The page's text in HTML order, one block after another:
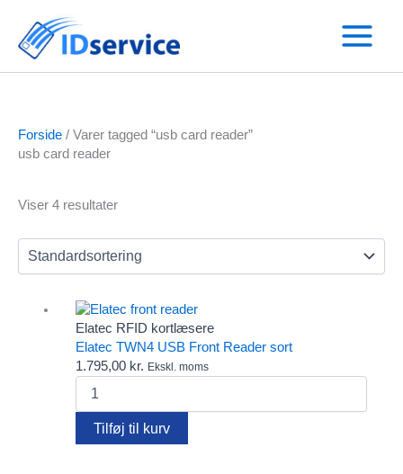
indholdet
Forside / Varer tagged “usb card reader”
usb card reader
Text search
Varekategorier
Andre RFID kortlæsere
Omnikey kortlæser
Salto
Clips
Diverse
Elatec RFID kortlæsere
Viser 4 resultater
Elatec RFID kortlæsere
Elatec TWN4 USB Front Reader sort
1.795,00 kr. Ekskl. moms
Elatec
TWN4
USB
Front
Tilføj til kurv